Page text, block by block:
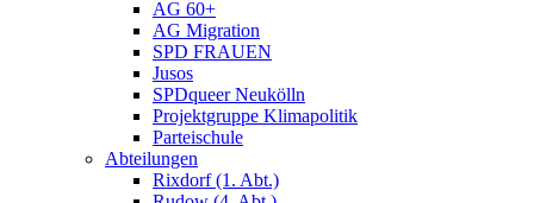
AG 60+
AG Migration
SPD FRAUEN
Jusos
SPDqueer Neukölln
Projektgruppe Klimapolitik
Parteischule
Abteilungen
Rixdorf (1. Abt.)